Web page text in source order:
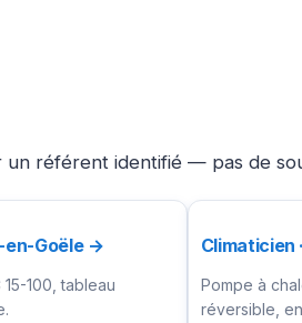
référent identifié — pas de
en-Goële →
100, tableau
Climaticien
Pompe à
réversible,